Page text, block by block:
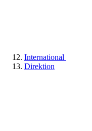
International
Direktion